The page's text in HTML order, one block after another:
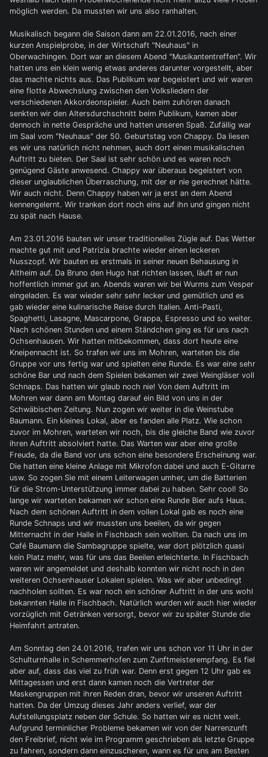
möglich werden. Da mussten wir uns also ranhalten.
Musikalisch begann die Saison dann am 22.01.2016, nach einer
kurzen Anspielprobe, in der Wirtschaft "Neuhaus" in
Oberwachingen. Dort war an diesem Abend "Musikantentreffen". Wir
hatten uns ein klein wenig etwas anderes darunter vorgestellt, aber
das machte nichts aus. Das Publikum war begeistert und wir waren
eine flotte Abwechslung zwischen den Volksliedern der
verschiedenen Akkordeonspieler. Auch beim zuhören danach
senkten wir den Altersdurchschnitt beim Publikum, kamen aber
dennoch in nette Gespräche und hatten unseren Spaß. Zufällig war
im Saal vom "Neuhaus" der 50. Geburtstag von Chappy. Da liesen
es wir uns natürlich nicht nehmen, auch dort einen musikalischen
Auftritt zu bieten. Der Saal ist sehr schön und es waren noch
genügend Gäste anwesend. Chappy war überaus begeistert von
dieser unglaublichen Überraschung, mit der er nie gerechnet hätte.
Wir auch nicht. Denn Chappy haben wir ja erst an dem Abend
kennengelernt. Wir tranken dort noch eins auf ihn und gingen nicht
zu spät nach Hause.
Am 23.01.2016 bauten wir unser traditionelles Zügle auf. Das Wetter
machte gut mit und Patrizia brachte wieder einen leckeren
Nusszopf. Wir bauten es erstmals in seiner neuen Behausung in
Altheim auf. Da Bruno den Hugo hat richten lassen, läuft er nun
hoffentlich immer gut an. Abends waren wir bei Wurms zum Vesper
eingeladen. Es war wieder sehr sehr lecker und gemütlich und es
gab wieder eine kulinarische Reise durch Italien. Anti-Pasti,
Spaghetti, Lasagne, Mascarpone, Grappa, Espresso und so weiter.
Nach schönen Stunden und einem Ständchen ging es für uns nach
Ochsenhausen. Wir hatten mitbekommen, dass dort heute eine
Kneipennacht ist. So trafen wir uns im Mohren, warteten bis die
Gruppe vor uns fertig war und spielten eine Runde. Es war eine sehr
schöne Bar und nach dem Spielen bekamen wir zwei Weingläser voll
Schnaps. Das hatten wir glaub noch nie! Von dem Auftritt im
Mohren war dann am Montag darauf ein Bild von uns in der
Schwäbischen Zeitung. Nun zogen wir weiter in die Weinstube
Baumann. Ein kleines Lokal, aber es fanden alle Platz. Wie schon
zuvor im Mohren, warteten wir noch, bis die gleiche Band wie zuvor
ihren Auftritt absolviert hatte. Das Warten war aber eine große
Freude, da die Band vor uns schon eine besondere Erscheinung war.
Die hatten eine kleine Anlage mit Mikrofon dabei und auch E-Gitarre
usw. So zogen Sie mit einem Leiterwagen umher, um die Batterien
für die Strom-Unterstützung immer dabei zu haben. Sehr cool! So
lange wir warteten bekamen wir schon eine Runde Bier aufs Haus.
Nach dem schönen Auftritt in dem vollen Lokal gab es noch eine
Runde Schnaps und wir mussten uns beeilen, da wir gegen
Mitternacht in der Halle in Fischbach sein wollten. Da nach uns im
Café Baumann die Sambagruppe spielte, war dort plötzlich quasi
kein Platz mehr, was für uns das Beeilen erleichterte. In Fischbach
waren wir angemeldet und deshalb konnten wir nicht noch in den
weiteren Ochsenhauser Lokalen spielen. Was wir aber unbedingt
nachholen sollten. Es war noch ein schöner Auftritt in der uns wohl
bekannten Halle in Fischbach. Natürlich wurden wir auch hier wieder
vorzüglich mit Getränken versorgt, bevor wir zu später Stunde die
Heimfahrt antraten.
Am Sonntag den 24.01.2016, trafen wir uns schon vor 11 Uhr in der
Schulturnhalle in Schemmerhofen zum Zunftmeisterempfang. Es fiel
aber auf, dass das viel zu früh war. Denn erst gegen 12 Uhr gab es
Mittagessen und erst dann kamen noch die Vertreter der
Maskengruppen mit ihren Reden dran, bevor wir unseren Auftritt
hatten. Da der Umzug dieses Jahr anders verlief, war der
Aufstellungsplatz neben der Schule. So hatten wir es nicht weit.
Aufgrund terminlicher Probleme bekamen wir von der Narrenzunft
den Freibrief, nicht wie im Programm geschrieben als letzte Gruppe
zu fahren, sondern dann einzuscheren, wann es für uns am Besten